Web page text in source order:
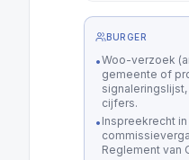
BURGER
•Woo-verzoek
gemeente of
cijfers.
• Inspreekrecht
Reglement van